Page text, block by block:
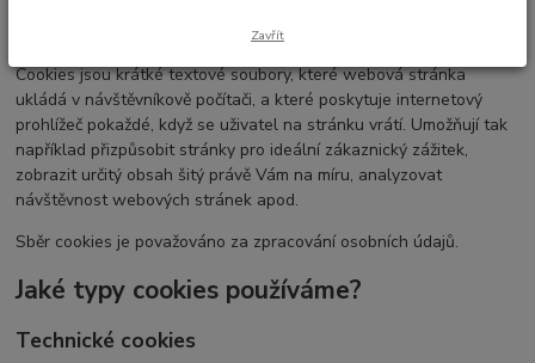
Cookies jsou krátké textové soubory, které webová stránka
ukládá v návštěvníkově počítači, a které poskytuje internetový
prohlížeč pokaždé, když se uživatel na stránku vrátí. Umožňují tak
například přizpůsobit stránky pro ideální zákaznický zážitek,
zobrazit určitý obsah šitý právě Vám na míru, analyzovat
návštěvnost webových stránek apod.
Sběr cookies je považováno za zpracování osobních údajů.
Jaké typy cookies používáme?
Technické cookies
Zavřít